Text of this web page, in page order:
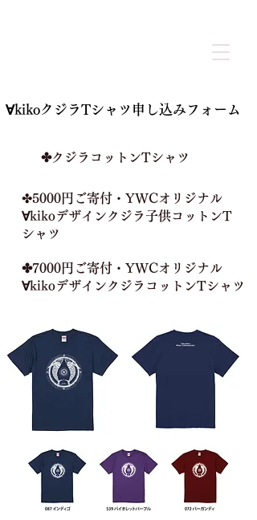
​∀kikoクジラTシャツ申し込みフォーム
​✤クジラコットンTシャツ
​✤5000円ご寄付・YWCオリジナル
∀kikoデザインクジラ子供コットンT
シャツ
​✤7000円ご寄付・YWCオリジナル
∀kikoデザインクジラコットンTシャツ